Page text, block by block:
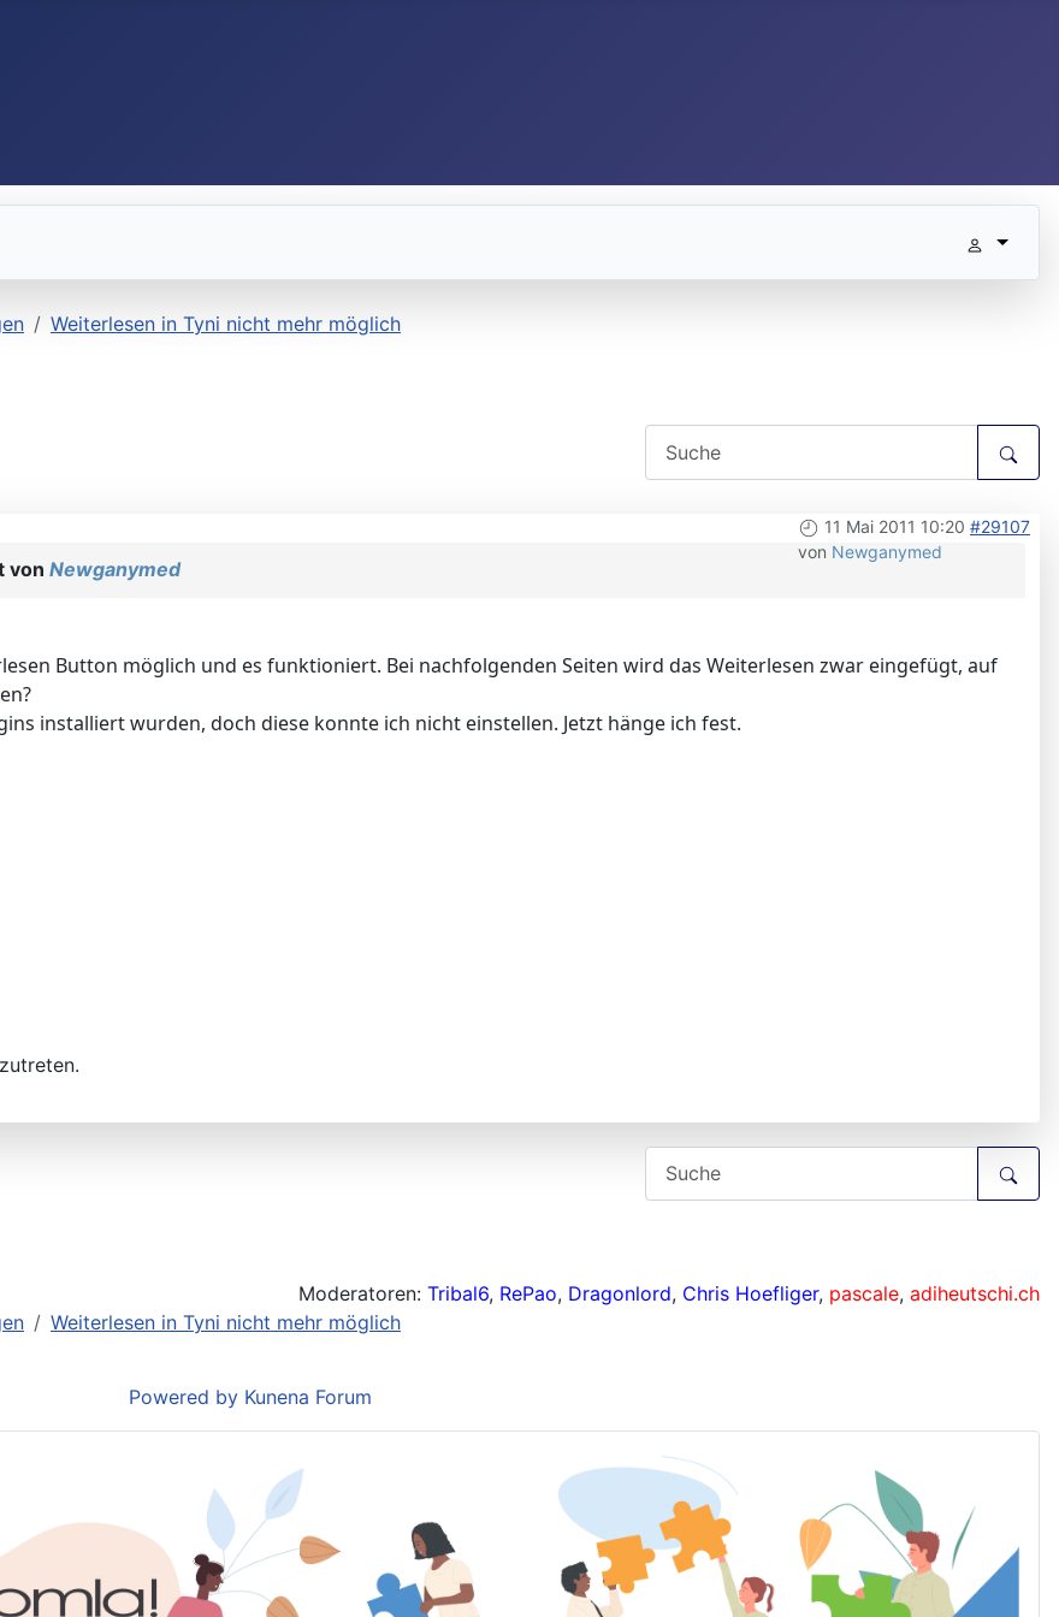
Weiterlesen in Tyni nicht mehr möglich
11 Mai 2011 10:20 #29107
von Newganymed
von Newganymed
Button möglich und es funktioniert. Bei nachfolgenden Seiten wird das Weiterlesen zwar eingefügt, auf
installiert wurden, doch diese konnte ich nicht einstellen. Jetzt hänge ich fest.
Moderatoren: Tribal6, RePao, Dragonlord, Chris Hoefliger, pascale, adiheutschi.ch
Weiterlesen in Tyni nicht mehr möglich
Powered by Kunena Forum